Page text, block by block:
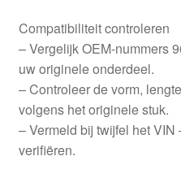
Compatibiliteit controleren
– Vergelijk OEM-nummers
uw originele onderdeel.
– Controleer de vorm,
volgens het originele stuk.
– Vermeld bij twijfel het
verifiëren.